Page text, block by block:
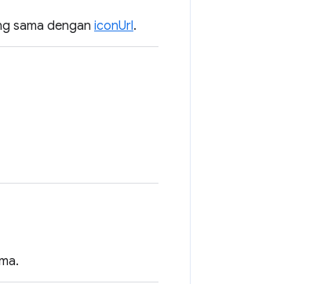
sama dengan iconUrl.